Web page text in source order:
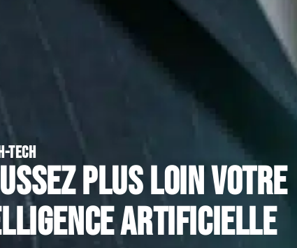
TECH
plus loin votre
artificielle